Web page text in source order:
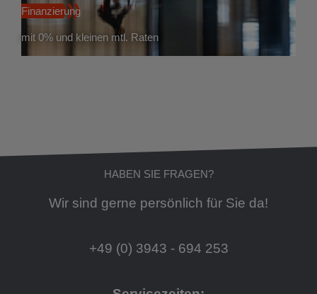
Finanzierung
mit 0% und kleinen mtl. Raten
HABEN SIE FRAGEN?
Wir sind gerne persönlich für Sie da!
+49 (0) 3943 - 694 253